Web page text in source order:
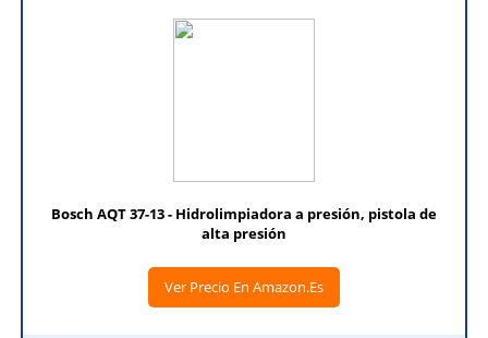
Bosch AQT 37-13 - Hidrolimpiadora a presión, pistola de
alta presión
Ver Precio En Amazon.es